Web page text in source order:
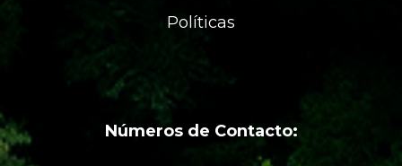
Políticas
Números de Contacto: